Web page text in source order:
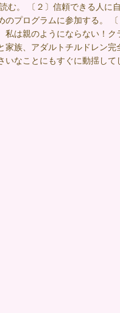
む。 〔２〕信頼できる人
のプログラムに参加する。
は親のようにならない！ク
家族、アダルトチルドレン
いなことにもすぐに動揺し